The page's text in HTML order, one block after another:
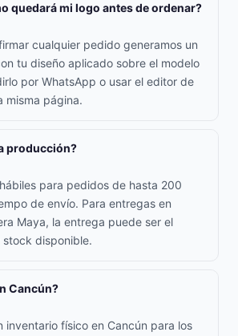
quedará mi logo antes de ordenar?
cualquier pedido generamos un
tu diseño aplicado sobre el modelo
por WhatsApp o usar el editor de
misma página.
producción?
para pedidos de hasta 200
de envío. Para entregas en
Maya, la entrega puede ser el
stock disponible.
Cancún?
inventario físico en Cancún para los